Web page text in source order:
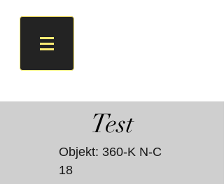
Test
Objekt: 360-K N-C
18